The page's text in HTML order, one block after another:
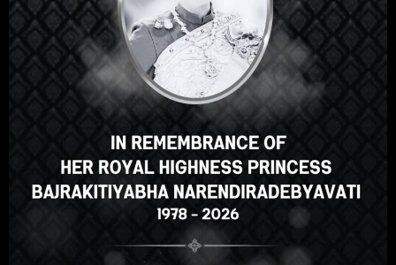
Do you like this course?
ENROLL COURSE
Select your language
English Russian
Japanese German